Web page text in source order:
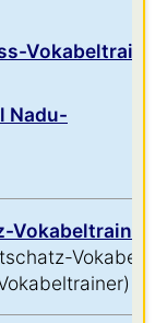
Vokabeltrainer
Nadu-
Vokabeln